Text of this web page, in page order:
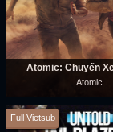
Atomic: Chuyến
Atomic
Full Vietsub